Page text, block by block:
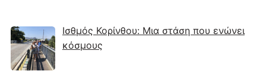
Ισθμός Κορίνθου: Μια στάση που ενώνει
κόσμους